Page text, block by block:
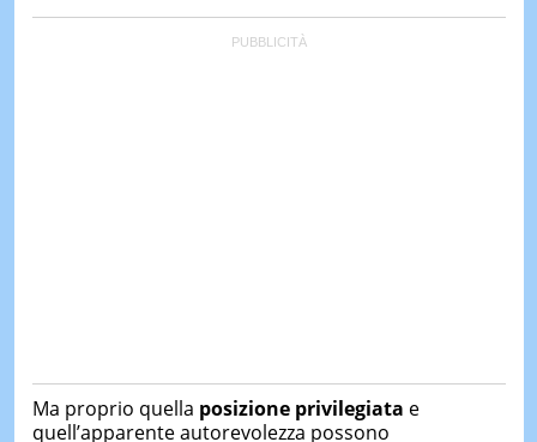
Ma proprio quella posizione privilegiata e
quell’apparente autorevolezza possono